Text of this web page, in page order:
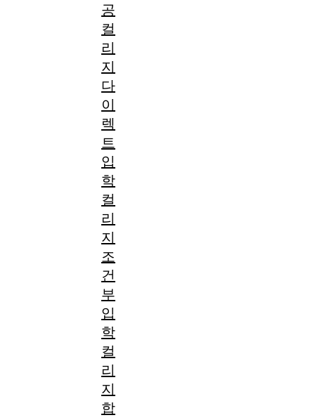
공
컬
리
지
다
이
렉
트
입
학
컬
리
지
조
건
부
입
학
컬
리
지
합